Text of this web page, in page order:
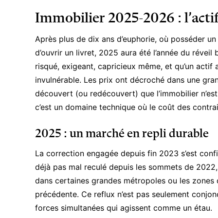
Immobilier 2025-2026 :
Après plus de dix ans d’euphorie, où posséder
d’ouvrir un livret, 2025 aura été l’année du
risqué, exigeant, capricieux même, et qu’un actif
invulnérable. Les prix ont décroché dans une
découvert (ou redécouvert) que l’immobilier
c’est un domaine technique où le coût des
2025 : un marché en repli durable
La correction engagée depuis fin 2023 s’est
déjà pas mal reculé depuis les sommets de
dans certaines grandes métropoles ou les
précédente. Ce reflux n’est pas seulement
forces simultanées qui agissent comme un étau.